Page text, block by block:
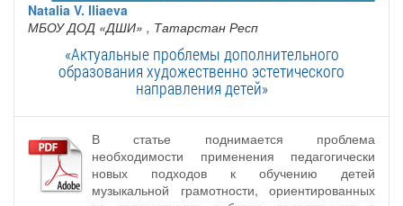
Natalia V. Iliaeva
МБОУ ДОД «ДШИ» , Татарстан Респ
«Актуальные проблемы дополнительного
образования художественно эстетического
направления детей»
В статье поднимается проблема
необходимости применения педагогически
новых подходов к обучению детей
музыкальной грамотности, ориентированных